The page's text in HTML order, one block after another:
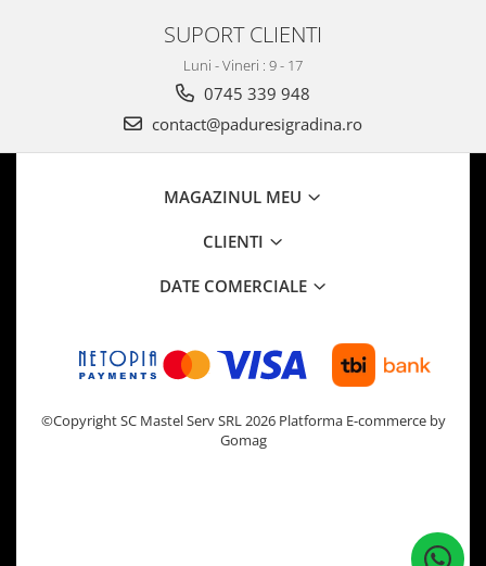
SUPORT CLIENTI
Luni - Vineri : 9 - 17
0745 339 948
contact@paduresigradina.ro
MAGAZINUL MEU
CLIENTI
DATE COMERCIALE
©Copyright SC Mastel Serv SRL 2026 Platforma E-commerce by
Gomag